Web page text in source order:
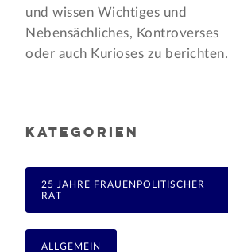
und wissen Wichtiges und
Nebensächliches, Kontroverses
oder auch Kurioses zu berichten.
KATEGORIEN
25 JAHRE FRAUENPOLITISCHER
RAT
ALLGEMEIN